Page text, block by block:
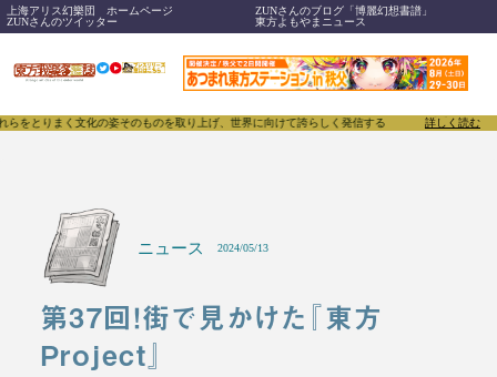
上海アリス幻樂団 ホームページ
ZUNさんのブログ「博麗幻想書譜」
ZUNさんのツイッター
東方よもやまニュース
姿そのものを取り上げ、世界に向けて誇らしく発信することで、東方Projectのみならず「同
詳しく読む
ニュース 2024/05/13
第37回！街で見かけた『東方
Project』